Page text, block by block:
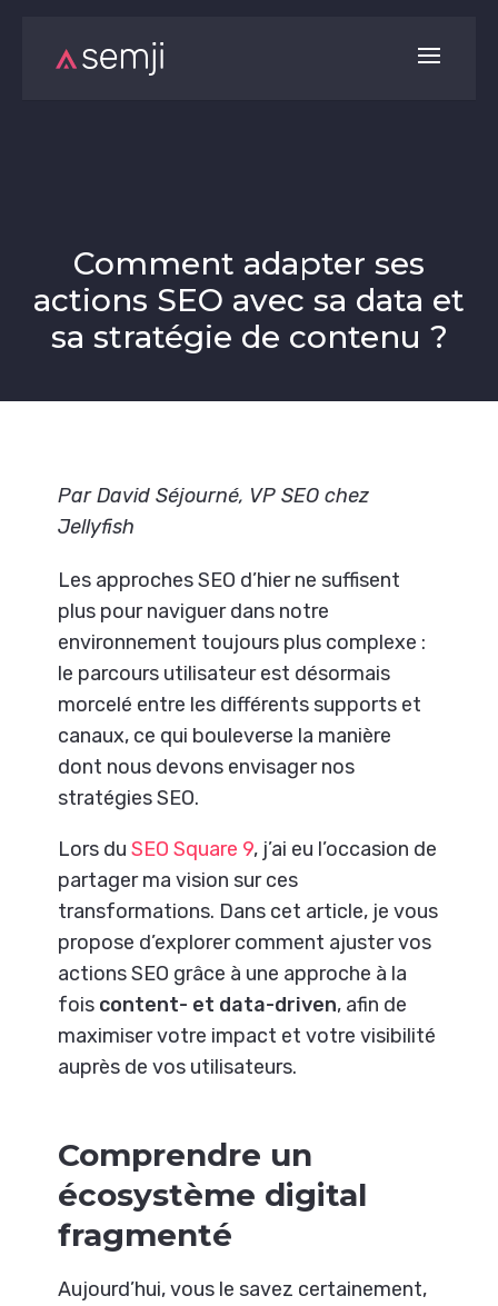
Comment adapter ses
actions SEO avec sa data et
sa stratégie de contenu ?
Par David Séjourné, VP SEO chez
Jellyfish
Les approches SEO d’hier ne suffisent
plus pour naviguer dans notre
environnement toujours plus complexe :
le parcours utilisateur est désormais
morcelé entre les différents supports et
canaux, ce qui bouleverse la manière
dont nous devons envisager nos
stratégies SEO.
Lors duSEO Square 9, j’ai eu l’occasion de
partager ma vision sur ces
transformations. Dans cet article, je vous
propose d’explorer comment ajuster vos
actions SEO grâce à une approche à la
fois content- et data-driven, afin de
maximiser votre impact et votre visibilité
auprès de vos utilisateurs.
Comprendre un
écosystème digital
fragmenté
Aujourd’hui, vous le savez certainement,